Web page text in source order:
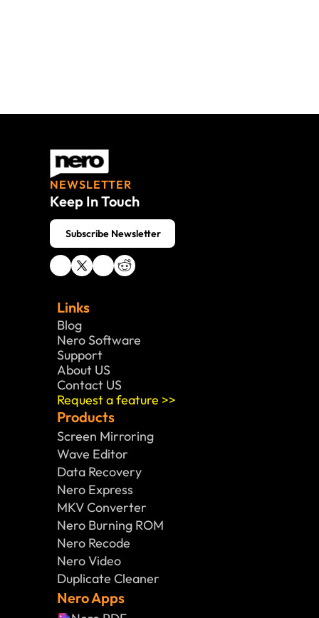
NEWSLETTER
Keep In Touch
Subscribe Newsletter
Links
Blog
Nero Software
Support
About US
Contact US
Request a feature >>
Products
Screen Mirroring
Wave Editor
Data Recovery
Nero Express
MKV Converter
Nero Burning ROM
Nero Recode
Nero Video
Duplicate Cleaner
Nero Apps